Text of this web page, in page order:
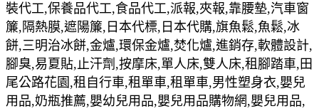
裝代工,保養品代工,食品代工,派報,夾報,靠腰墊,汽車窗
簾,隔熱膜,遮陽簾,日本代標,日本代購,旗魚鬆,魚鬆,冰
餅,三明治冰餅,金爐,環保金爐,焚化爐,進銷存,軟體設計,
腳臭,易夏貼,止汗劑,按摩床,單人床,雙人床,租腳踏車,田
尾公路花園,租自行車,租單車,租單車,男性塑身衣,嬰兒
用品,奶瓶推薦,嬰幼兒用品,嬰兒用品購物網,嬰兒用品,